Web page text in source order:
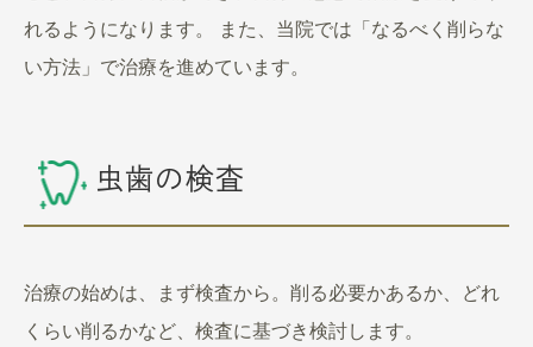
れるようになります。 また、当院では「なるべく削らな
い方法」で治療を進めています。
虫歯の検査
治療の始めは、まず検査から。削る必要かあるか、どれ
くらい削るかなど、検査に基づき検討します。